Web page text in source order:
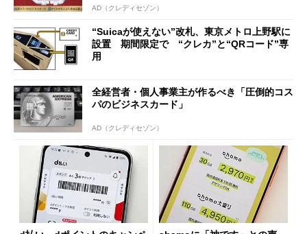
AD（クレディセゾン）
“Suicaが使えない”改札、東京メトロ上野駅に
設置 期間限定で “クレカ”と“QRコード”専
用
全経営者・個人事業主が作るべき「圧倒的コス
パのビジネスカード」
AD（クレディセゾン）